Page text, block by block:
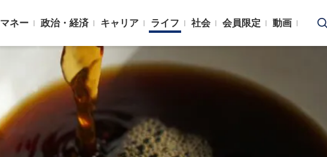
マネー 政治・経済 キャリア ライフ 社会 会員限定 動画